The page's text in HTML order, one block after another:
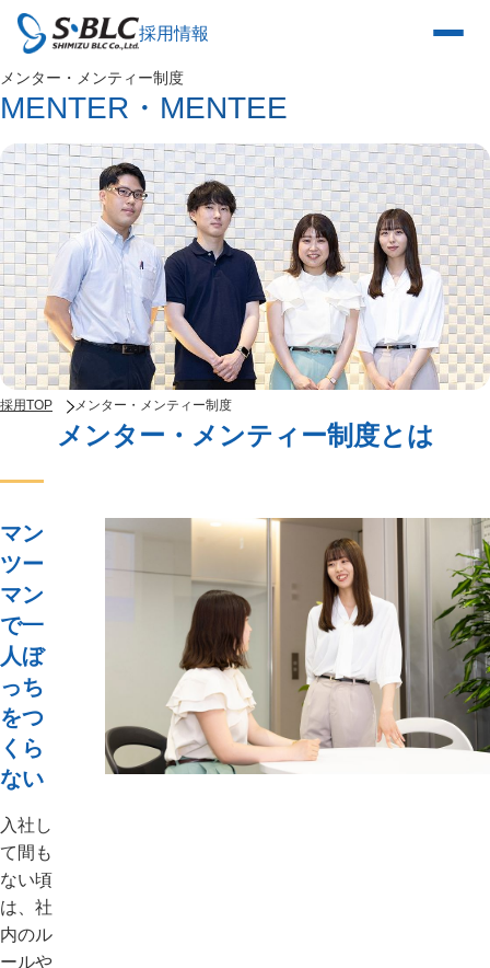
採用情報
メンター・メンティー制度
MENTER・MENTEE
採用TOP メンター・メンティー制度
メンター・メンティー制度とは
マン
ツー
マン
で一
人ぼ
っち
をつ
くら
ない
入社し
て間も
ない頃
は、社
内のル
ールや